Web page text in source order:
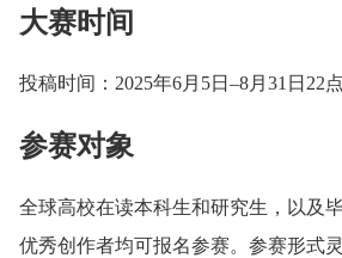
大赛时间
投稿时间：2025年6月5日–8月31日22点
参赛对象
全球高校在读本科生和研究生，以及
优秀创作者均可报名参赛。参赛形式